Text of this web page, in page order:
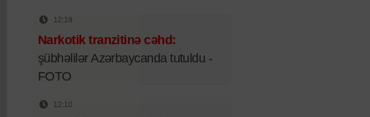
12:19
Narkotik tranzitinə cəhd:
şübhəlilər Azərbaycanda tutuldu -
FOTO
12:10